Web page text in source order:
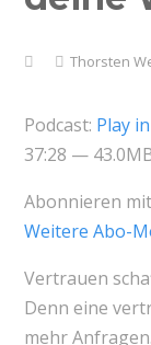
Thorsten
Podcast: Play
37:28 —
Abonnieren mit
Weitere Abo-
Vertrauen
Denn eine
mehr Anfragen.